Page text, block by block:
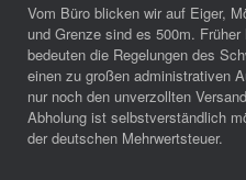
Vom Büro blicken wir auf Eiger,
und Grenze sind es 500m.
bedeuten die Regelungen des
einen zu großen administrativen
nur noch den unverzollten
Abholung ist selbstverständlich
der deutschen Mehrwertsteuer.